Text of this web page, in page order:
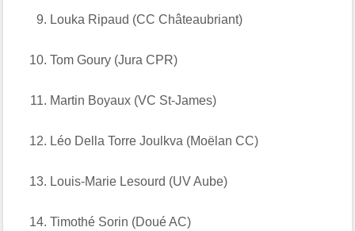
Louka Ripaud (CC Châteaubriant)
Tom Goury (Jura CPR)
Martin Boyaux (VC St-James)
Léo Della Torre Joulkva (Moëlan CC)
Louis-Marie Lesourd (UV Aube)
Timothé Sorin (Doué AC)